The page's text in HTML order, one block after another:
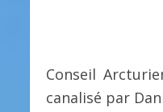
Conseil
canalisé par